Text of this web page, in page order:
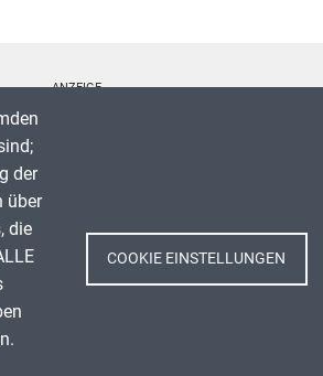
Dedication CC0 1.0 Universell (CC0 1.0)
apps/24999
Dedication CC0 1.0 Universell (CC0 1.0)
ANZEIGE
Impressum
Datenschutz
der
über
die
COOKIE EINSTELLUNGEN